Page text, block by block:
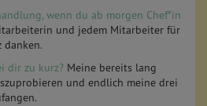
wenn du ab morgen Chef*in
und jedem Mitarbeiter für
danken.
dir zu kurz? Meine bereits lang
und endlich meine drei